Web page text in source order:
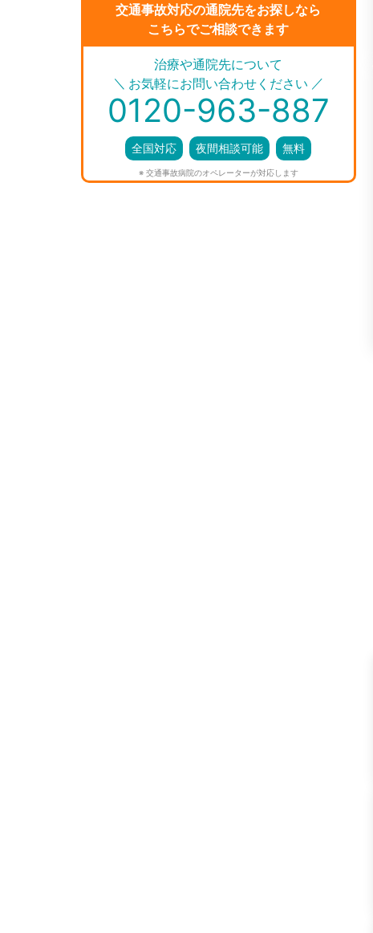
交通事故対応の通院先をお探しなら
こちらでご相談できます
＼ ／
治療や通院先について
お気軽にお問い合わせください
0120-963-887
全国対応 夜間相談可能 無料
※ 交通事故病院のオペレーターが対応します